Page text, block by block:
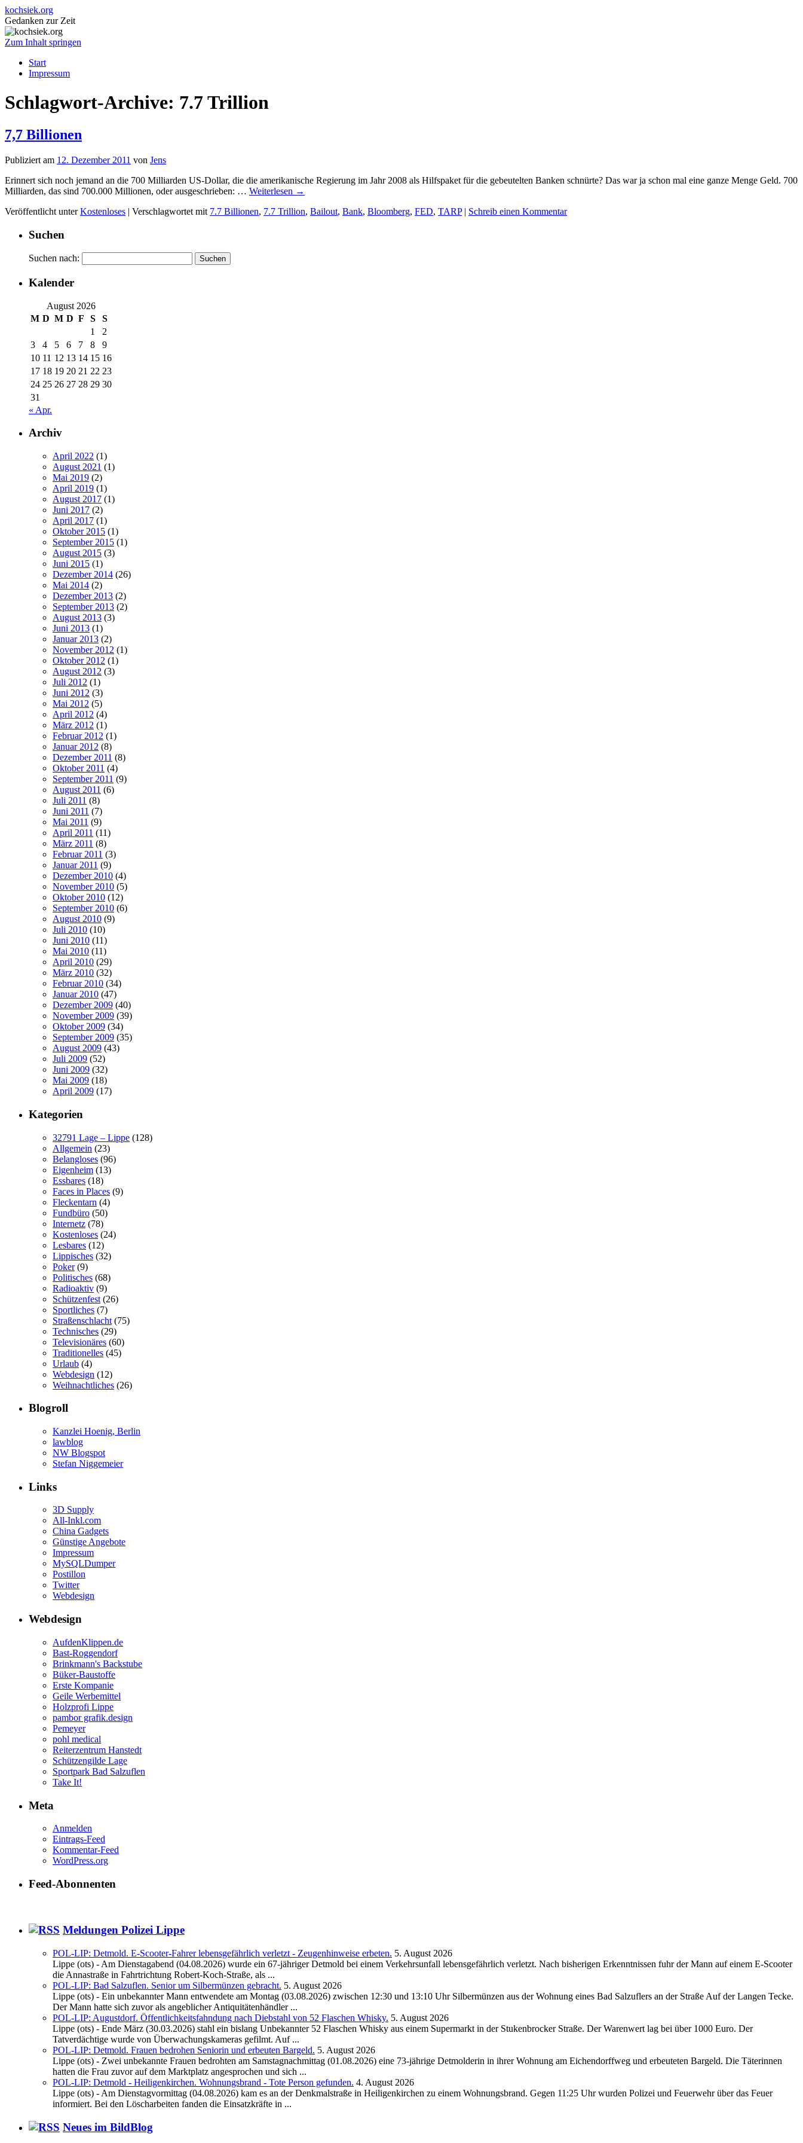
kochsiek.org
Gedanken zur Zeit
Zum Inhalt springen
Start
Impressum
Schlagwort-Archive: 7.7 Trillion
7,7 Billionen
Publiziert am 12. Dezember 2011 von Jens
Erinnert sich noch jemand an die 700 Milliarden US-Dollar, die die amerikanische Regierung im Jahr 2008 als Hilfspaket für die gebeutelten Banken schnürte? Das war ja schon mal eine ganze Menge Geld. 700
Milliarden, das sind 700.000 Millionen, oder ausgeschrieben: … Weiterlesen →
Veröffentlicht unter Kostenloses | Verschlagwortet mit 7.7 Billionen, 7.7 Trillion, Bailout, Bank, Bloomberg, FED, TARP | Schreib einen Kommentar
Suchen
Suchen nach:
Kalender
August 2026
M D M D F S
S
1
2
3
4 5 6 7 8
9
10 11 12 13 14 15 16
17 18 19 20 21 22 23
24 25 26 27 28 29 30
31
« Apr.
Archiv
April 2022 (1)
August 2021 (1)
Mai 2019 (2)
April 2019 (1)
August 2017 (1)
Juni 2017 (2)
April 2017 (1)
Oktober 2015 (1)
September 2015 (1)
August 2015 (3)
Juni 2015 (1)
Dezember 2014 (26)
Mai 2014 (2)
Dezember 2013 (2)
September 2013 (2)
August 2013 (3)
Juni 2013 (1)
Januar 2013 (2)
November 2012 (1)
Oktober 2012 (1)
August 2012 (3)
Juli 2012 (1)
Juni 2012 (3)
Mai 2012 (5)
April 2012 (4)
März 2012 (1)
Februar 2012 (1)
Januar 2012 (8)
Dezember 2011 (8)
Oktober 2011 (4)
September 2011 (9)
August 2011 (6)
Juli 2011 (8)
Juni 2011 (7)
Mai 2011 (9)
April 2011 (11)
März 2011 (8)
Februar 2011 (3)
Januar 2011 (9)
Dezember 2010 (4)
November 2010 (5)
Oktober 2010 (12)
September 2010 (6)
August 2010 (9)
Juli 2010 (10)
Juni 2010 (11)
Mai 2010 (11)
April 2010 (29)
März 2010 (32)
Februar 2010 (34)
Januar 2010 (47)
Dezember 2009 (40)
November 2009 (39)
Oktober 2009 (34)
September 2009 (35)
August 2009 (43)
Juli 2009 (52)
Juni 2009 (32)
Mai 2009 (18)
April 2009 (17)
Kategorien
32791 Lage – Lippe (128)
Allgemein (23)
Belangloses (96)
Eigenheim (13)
Essbares (18)
Faces in Places (9)
Fleckentarn (4)
Fundbüro (50)
Internetz (78)
Kostenloses (24)
Lesbares (12)
Lippisches (32)
Poker(9)
Politisches (68)
Radioaktiv (9)
Schützenfest (26)
Sportliches (7)
Straßenschlacht (75)
Technisches (29)
Televisionäres (60)
Traditionelles (45)
Urlaub (4)
Webdesign (12)
Weihnachtliches (26)
Blogroll
Kanzlei Hoenig, Berlin
lawblog
NW Blogspot
Stefan Niggemeier
Links
3D Supply
All-Inkl.com
China Gadgets
Günstige Angebote
Impressum
MySQLDumper
Postillon
Twitter
Webdesign
Webdesign
AufdenKlippen.de
Bast-Roggendorf
Brinkmann's Backstube
Büker-Baustoffe
Erste Kompanie
Geile Werbemittel
Holzprofi Lippe
pambor grafik.design
Pemeyer
pohl medical
Reiterzentrum Hanstedt
Schützengilde Lage
Sportpark Bad Salzuflen
Take It!
Meta
Anmelden
Eintrags-Feed
Kommentar-Feed
WordPress.org
Feed-Abonnenten
Meldungen Polizei Lippe
POL-LIP: Detmold. E-Scooter-Fahrer lebensgefährlich verletzt - Zeugenhinweise erbeten. 5. August 2026
Lippe (ots) - Am Dienstagabend (04.08.2026) wurde ein 67-jähriger Detmold bei einem Verkehrsunfall lebensgefährlich verletzt. Nach bisherigen Erkenntnissen fuhr der Mann auf einem E-Scooter
die Annastraße in Fahrtrichtung Robert-Koch-Straße, als ...
POL-LIP: Bad Salzuflen. Senior um Silbermünzen gebracht. 5. August 2026
Lippe (ots) - Ein unbekannter Mann entwendete am Montag (03.08.2026) zwischen 12:30 und 13:10 Uhr Silbermünzen aus der Wohnung eines Bad Salzuflers an der Straße Auf der Langen Tecke.
Der Mann hatte sich zuvor als angeblicher Antiquitätenhändler ...
POL-LIP: Augustdorf. Öffentlichkeitsfahndung nach Diebstahl von 52 Flaschen Whisky. 5. August 2026
Lippe (ots) - Ende März (30.03.2026) stahl ein bislang Unbekannter 52 Flaschen Whisky aus einem Supermarkt in der Stukenbrocker Straße. Der Warenwert lag bei über 1000 Euro. Der
Tatverdächtige wurde von Überwachungskameras gefilmt. Auf ...
POL-LIP: Detmold. Frauen bedrohen Seniorin und erbeuten Bargeld. 5. August 2026
Lippe (ots) - Zwei unbekannte Frauen bedrohten am Samstagnachmittag (01.08.2026) eine 73-jährige Detmolderin in ihrer Wohnung am Eichendorffweg und erbeuteten Bargeld. Die Täterinnen
hatten die Frau zuvor auf dem Marktplatz angesprochen und sich ...
POL-LIP: Detmold - Heiligenkirchen. Wohnungsbrand - Tote Person gefunden. 4. August 2026
Lippe (ots) - Am Dienstagvormittag (04.08.2026) kam es an der Denkmalstraße in Heiligenkirchen zu einem Wohnungsbrand. Gegen 11:25 Uhr wurden Polizei und Feuerwehr über das Feuer
informiert. Bei den Löscharbeiten fanden die Einsatzkräfte in ...
Neues im BildBlog